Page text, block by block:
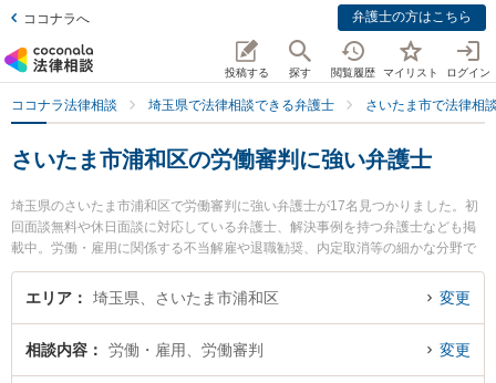
ココナラへ 弁護士の方はこちら
投稿する 探す 閲覧履歴 マイリスト ログイン
ココナラ法律相談 埼玉県で法律相談できる弁護士 さいたま市で法律相
さいたま市浦和区の労働審判に強い弁護士
埼玉県のさいたま市浦和区で労働審判に強い弁護士が17名見つかりました。初
回面談無料や休日面談に対応している弁護士、解決事例を持つ弁護士なども掲
載中。労働・雇用に関係する不当解雇や退職勧奨、内定取消等の細かな分野で
の絞り込み検索もでき便利です。特にベリーベスト法律事務所 浦和オフィスの
一色 秀哉弁護士や弁護士法人法律事務所フォレストの𠮷田 直志弁護士、樟葉法
ルを今すぐに弁護士に相談したい』『労働審判のトラブル解決の実績豊富な近
くの弁護士を検索したい』『初回相談無料で労働審判を法律相談できるさいた
エリア 埼玉県、さいたま市浦和区 変更
相談内容 労働・雇用、労働審判 変更